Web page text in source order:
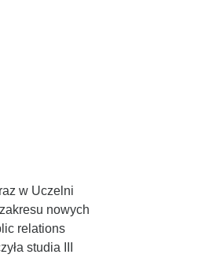
w Uczelni
nowych
relations
studia III